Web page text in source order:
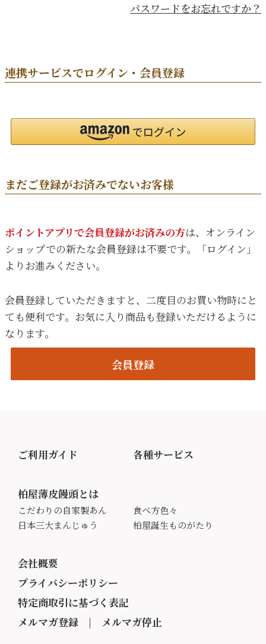
パスワードをお忘れですか？
連携サービスでログイン・会員登録
まだご登録がお済みでないお客様
ポイントアプリで会員登録がお済みの方は、オンライン
ショップでの新たな会員登録は不要です。「ログイン」
よりお進みください。
会員登録していただきますと、二度目のお買い物時にと
ても便利です。お気に入り商品も登録いただけるように
なります。
会員登録
ご利用ガイド 各種サービス
柏屋薄皮饅頭とは
こだわりの自家製あん
日本三大まんじゅう
食べ方色々
柏屋誕生ものがたり
会社概要
プライバシーポリシー
特定商取引に基づく表記
メルマガ登録 | メルマガ停止